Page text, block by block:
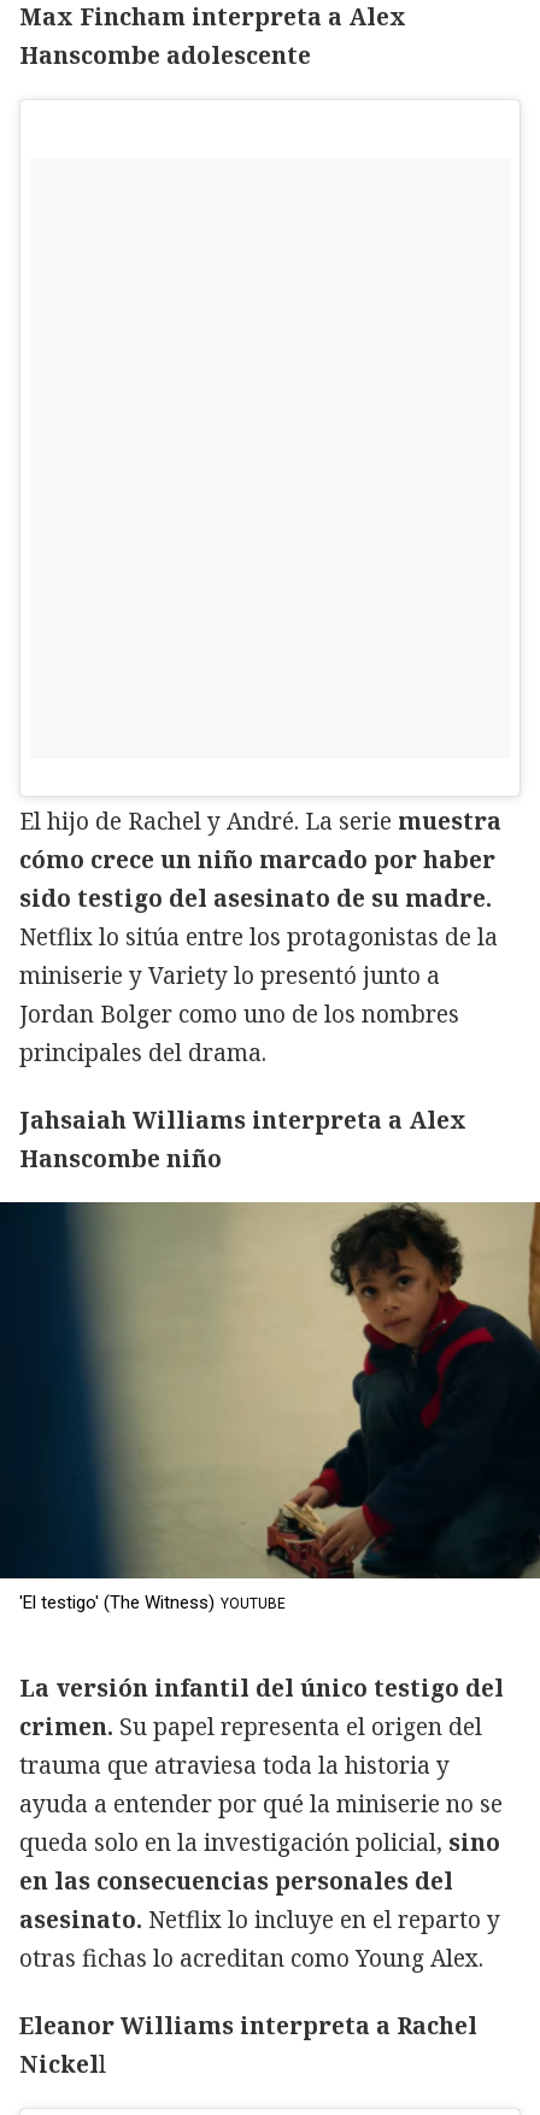
Max Fincham interpreta a Alex
Hanscombe adolescente
El hijo de Rachel y André. La serie muestra
cómo crece un niño marcado por haber
sido testigo del asesinato de su madre.
Netflix lo sitúa entre los protagonistas de la
miniserie y Variety lo presentó junto a
Jordan Bolger como uno de los nombres
principales del drama.
Jahsaiah Williams interpreta a Alex
Hanscombe niño
'El testigo' (The Witness) YOUTUBE
La versión infantil del único testigo del
crimen. Su papel representa el origen del
trauma que atraviesa toda la historia y
ayuda a entender por qué la miniserie no se
queda solo en la investigación policial, sino
en las consecuencias personales del
asesinato. Netflix lo incluye en el reparto y
otras fichas lo acreditan como Young Alex.
Eleanor Williams interpreta a Rachel
Nickell